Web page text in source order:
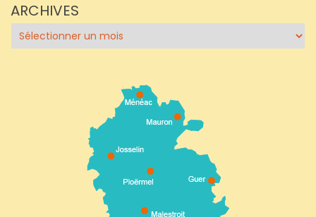
ARCHIVES
Archives